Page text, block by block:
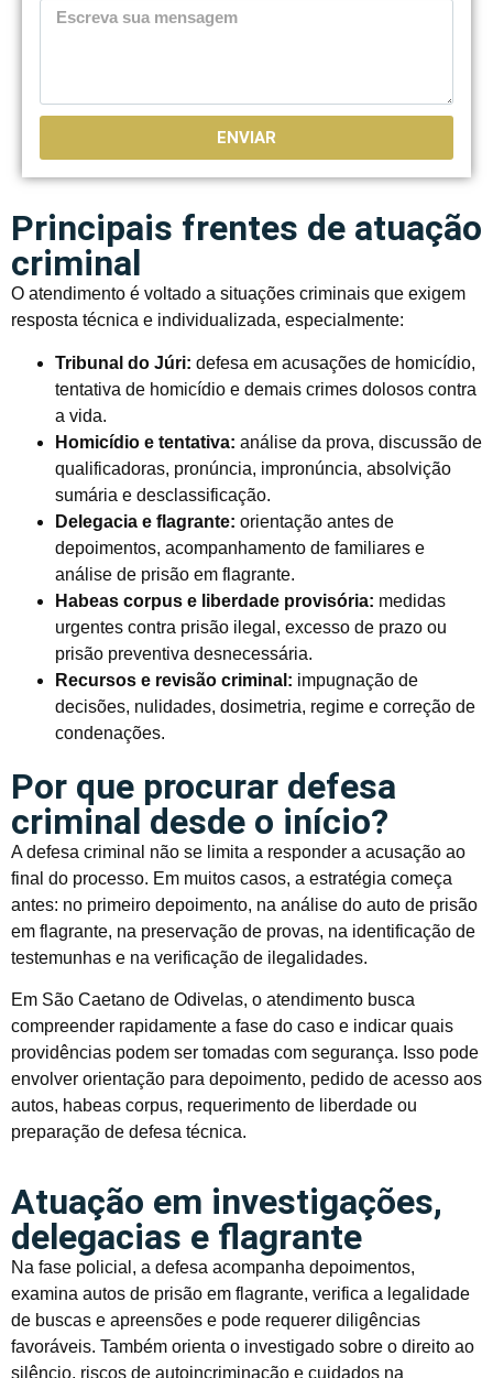
ENVIAR
Principais frentes de atuação
criminal
O atendimento é voltado a situações criminais que exigem
resposta técnica e individualizada, especialmente:
Tribunal do Júri: defesa em acusações de homicídio,
tentativa de homicídio e demais crimes dolosos contra
a vida.
Homicídio e tentativa: análise da prova, discussão de
qualificadoras, pronúncia, impronúncia, absolvição
sumária e desclassificação.
Delegacia e flagrante: orientação antes de
depoimentos, acompanhamento de familiares e
análise de prisão em flagrante.
Habeas corpus e liberdade provisória: medidas
urgentes contra prisão ilegal, excesso de prazo ou
prisão preventiva desnecessária.
Recursos e revisão criminal: impugnação de
decisões, nulidades, dosimetria, regime e correção de
condenações.
Por que procurar defesa
criminal desde o início?
A defesa criminal não se limita a responder a acusação ao
final do processo. Em muitos casos, a estratégia começa
antes: no primeiro depoimento, na análise do auto de prisão
em flagrante, na preservação de provas, na identificação de
testemunhas e na verificação de ilegalidades.
Em São Caetano de Odivelas, o atendimento busca
compreender rapidamente a fase do caso e indicar quais
providências podem ser tomadas com segurança. Isso pode
envolver orientação para depoimento, pedido de acesso aos
autos, habeas corpus, requerimento de liberdade ou
preparação de defesa técnica.
Atuação em investigações,
delegacias e flagrante
Na fase policial, a defesa acompanha depoimentos,
examina autos de prisão em flagrante, verifica a legalidade
de buscas e apreensões e pode requerer diligências
favoráveis. Também orienta o investigado sobre o direito ao
silêncio, riscos de autoincriminação e cuidados na